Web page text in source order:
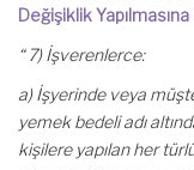
Değişiklik
“ 7) İşverenlerce:
a) İşyerinde veya
yemek bedeli adı
kişilere yapılan her